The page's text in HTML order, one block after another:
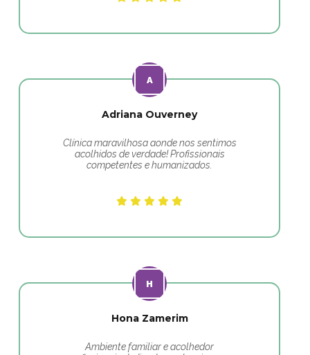
Adriana Ouverney
Clínica maravilhosa aonde nos sentimos
acolhidos de verdade! Profissionais
competentes e humanizados.
Hona Zamerim
Ambiente familiar e acolhedor